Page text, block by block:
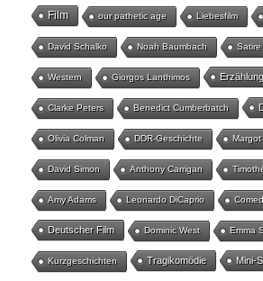
Film our pathetic age Liebesfilm
David Schalko Noah Baumbach Satire
Western Giorgos Lanthimos
Clarke Peters Benedict Cumberbatch
Olivia Colman DDR-Geschichte
David Simon Anthony Carrigan
Amy Adams Leonardo DiCaprio
Deutscher Film Dominic West Emma
Kurzgeschichten Tragikomödie Mini-